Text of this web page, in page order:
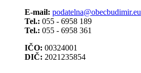
E-mail: podatelna@obecbudimir.eu
Tel.: 055 - 6958 189
Tel.: 055 - 6958 361
IČO: 00324001
DIČ: 2021235854